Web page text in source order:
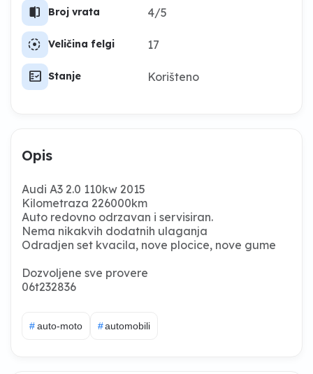
split_scene_left Broj vrata 4/5
filter_tilt_shift Veličina felgi 17
fact_check Stanje Korišteno
Opis
Audi A3 2.0 110kw 2015
Kilometraza 226000km
Auto redovno odrzavan i servisiran.
Nema nikakvih dodatnih ulaganja
Odradjen set kvacila, nove plocice, nove gume
Dozvoljene sve provere
06t232836
#auto-moto #automobili